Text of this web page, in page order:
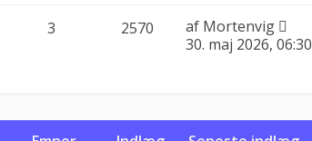
3 2570 af Mortenvig
30. maj 2026, 06:30